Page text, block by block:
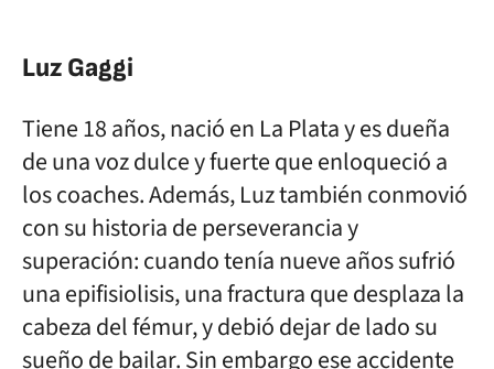
Luz Gaggi
Tiene 18 años, nació en La Plata y es dueña
de una voz dulce y fuerte que enloqueció a
los coaches. Además, Luz también conmovió
con su historia de perseverancia y
superación: cuando tenía nueve años sufrió
una epifisiolisis, una fractura que desplaza la
cabeza del fémur, y debió dejar de lado su
sueño de bailar. Sin embargo ese accidente